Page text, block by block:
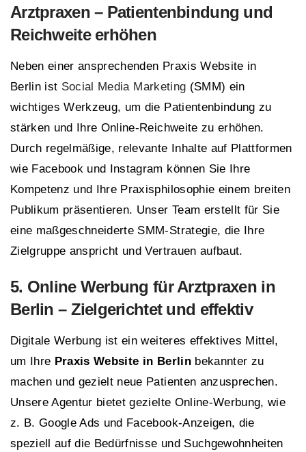
Arztpraxen – Patientenbindung und
Reichweite erhöhen
Neben einer ansprechenden Praxis Website in
Berlin ist Social Media Marketing (SMM) ein
wichtiges Werkzeug, um die Patientenbindung zu
stärken und Ihre Online-Reichweite zu erhöhen.
Durch regelmäßige, relevante Inhalte auf Plattformen
wie Facebook und Instagram können Sie Ihre
Kompetenz und Ihre Praxisphilosophie einem breiten
Publikum präsentieren. Unser Team erstellt für Sie
eine maßgeschneiderte SMM-Strategie, die Ihre
Zielgruppe anspricht und Vertrauen aufbaut.
5. Online Werbung für Arztpraxen in
Berlin – Zielgerichtet und effektiv
Digitale Werbung ist ein weiteres effektives Mittel,
um Ihre Praxis Website in Berlinbekannter zu
machen und gezielt neue Patienten anzusprechen.
Unsere Agentur bietet gezielte Online-Werbung, wie
z. B. Google Ads und Facebook-Anzeigen, die
speziell auf die Bedürfnisse und Suchgewohnheiten